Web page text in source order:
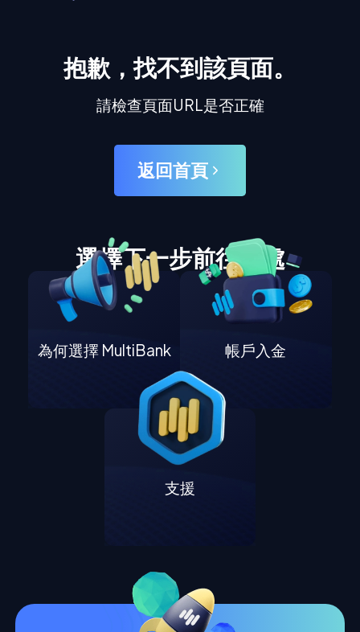
抱歉，找不到該頁面。
請檢查頁面URL是否正確
返回首頁
選擇下一步前往何處
為何選擇 MultiBank 帳戶入金
支援